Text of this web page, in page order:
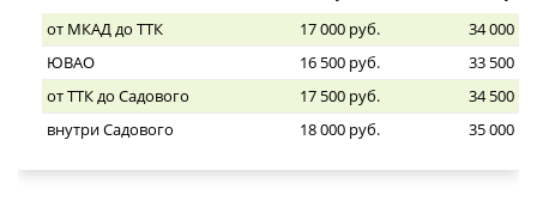
от МКАД до ТТК 17 000 руб.
34 000
ЮВАО
16 500 руб.
33 500
от ТТК до Садового
17 500 руб.
34 500
внутри Садового
18 000 руб. 35 000